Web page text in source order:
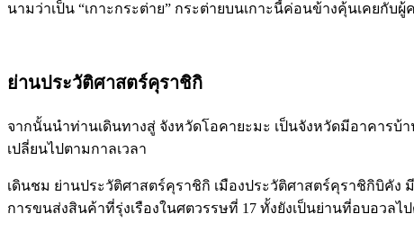
นามว่าเป็น “เกาะกระต่าย” กระต่ายบนเกาะนี้ค่อนข้างคุ้นเคยกั
ย่านประวัติศาสตร์คุราชิกิ
จากนั้นนำท่านเดินทางสู่ จังหวัดโอคายะมะ เป็นจังหวัดมีอาคา
เปลี่ยนไปตามกาลเวลา
เดินชม ย่านประวัติศาสตร์คุราชิกิ เมืองประวัติศาสตร์คุราชิกิบิคั
การขนส่งสินค้าที่รุ่งเรืองในศตวรรษที่ 17 ทั้งยังเป็นย่านที่อบอวล